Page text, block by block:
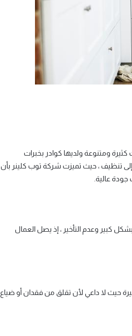
ومتنوعة ولديها كوادر بخبرات
تنظيف ، حيث تميزت شركة توب كلينر بأن
عالية.
كبير وعدم التأخير ، إذ يصل العمال
حيث لا داعي لأن تقلق من فقدان أو ضياع